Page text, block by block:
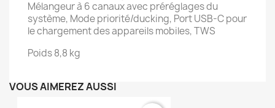
Mélangeur à 6 canaux avec préréglages du
système, Mode priorité/ducking, Port USB-C pour
le chargement des appareils mobiles, TWS
Poids 8,8 kg
VOUS AIMEREZ AUSSI